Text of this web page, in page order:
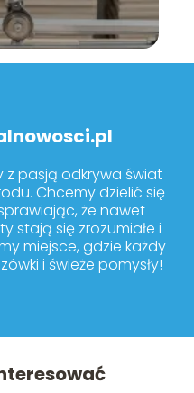
z pasją odkrywa świat
Chcemy dzielić się
że nawet
stają się zrozumiałe i
miejsce, gdzie każdy
i świeże pomysły!